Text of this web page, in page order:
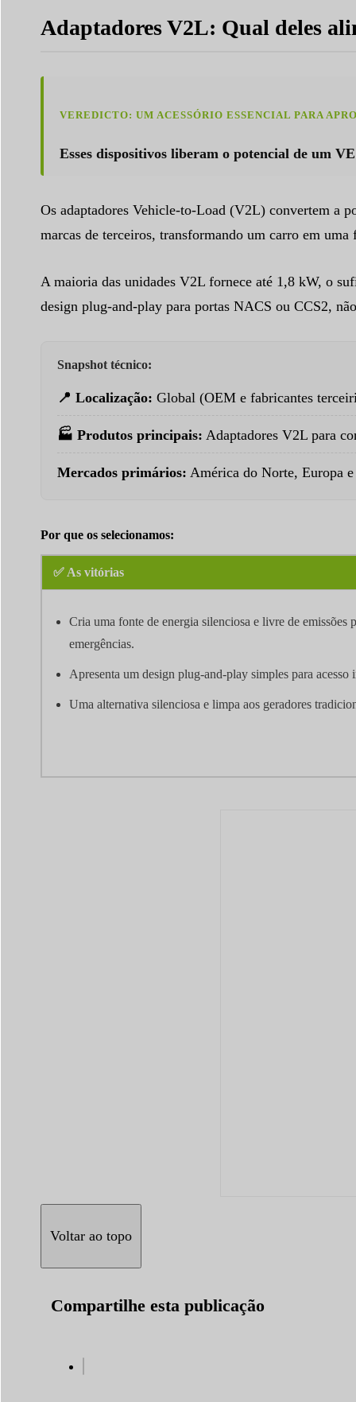
Adaptadores V2L: Qual deles
VEREDICTO: UM ACESSÓRIO ESSENCIAL PARA
Esses dispositivos liberam o potencial de um
Os adaptadores Vehicle-to-Load (V2L) convertem a
marcas de terceiros, transformando um carro em
A maioria das unidades V2L fornece até 1,8 kW, o
design plug-and-play para portas NACS ou CCS2,
Snapshot técnico:
📍 Localização: Global (OEM e fabricantes
🏭 Produtos principais: Adaptadores V2L para
Mercados primários: América do Norte, Europa
Por que os selecionamos:
✅ As vitórias
Cria uma fonte de energia silenciosa e livre de emissões
emergências.
Apresenta um design plug-and-play simples para acesso
Uma alternativa silenciosa e limpa aos geradores
Voltar ao topo
Compartilhe esta publicação